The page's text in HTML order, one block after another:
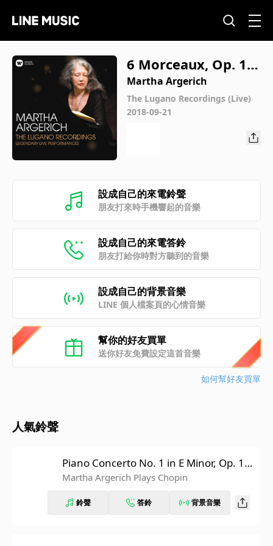
6 Morceaux, Op. 11:
No. 2, Scherzo (Live)
Martha Argerich
The Lugano Recordings (Live)
2018-09-21
設成自己的來電鈴聲
朋友打來時手機響起的音樂
設成自己的來電答鈴
朋友打給你時對方聽到的音樂
設成自己的背景音樂
LINE 個人檔案頁的心情音樂
幫你的好友買單
送你好友免費設定這首音樂
如何幫好友買單
人氣鈴聲
Piano Concerto No. 1 in E Minor, Op. 11:
III. Rondo. Vivace
Martha Argerich Plays Chopin
鈴聲 答鈴 背景音樂